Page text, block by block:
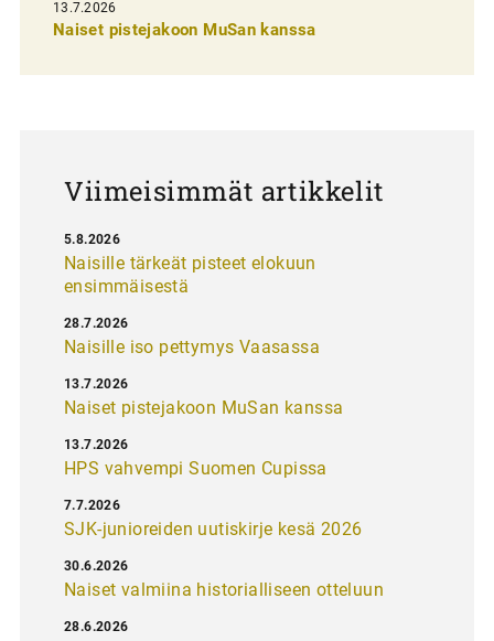
e
13.7.2026
Naiset pistejakoon MuSan kanssa
Viimeisimmät artikkelit
Naisille tärkeät pisteet elokuun
ensimmäisestä
5.8.2026
Naisille iso pettymys Vaasassa
28.7.2026
Naiset pistejakoon MuSan kanssa
13.7.2026
HPS vahvempi Suomen Cupissa
13.7.2026
SJK-junioreiden uutiskirje kesä 2026
7.7.2026
Naiset valmiina historialliseen otteluun
30.6.2026
28.6.2026